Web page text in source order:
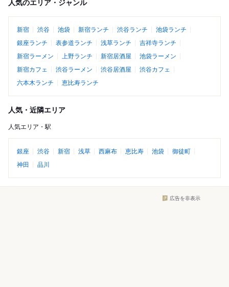
人気のエリア・ジャンル
新宿 渋谷 池袋 新宿ランチ 渋谷ランチ
池袋ランチ
銀座ランチ
表参道ランチ 浅草ランチ
吉祥寺ランチ
新宿ラーメン
上野ランチ 新宿居酒屋
池袋ラーメン
新宿カフェ
渋谷ラーメン 渋谷居酒屋
渋谷カフェ
六本木ランチ
恵比寿ランチ
人気・近隣エリア
人気エリア・駅
銀座 渋谷 新宿 浅草 西麻布 恵比寿 池袋
御徒町
神田
品川
広告を非表示